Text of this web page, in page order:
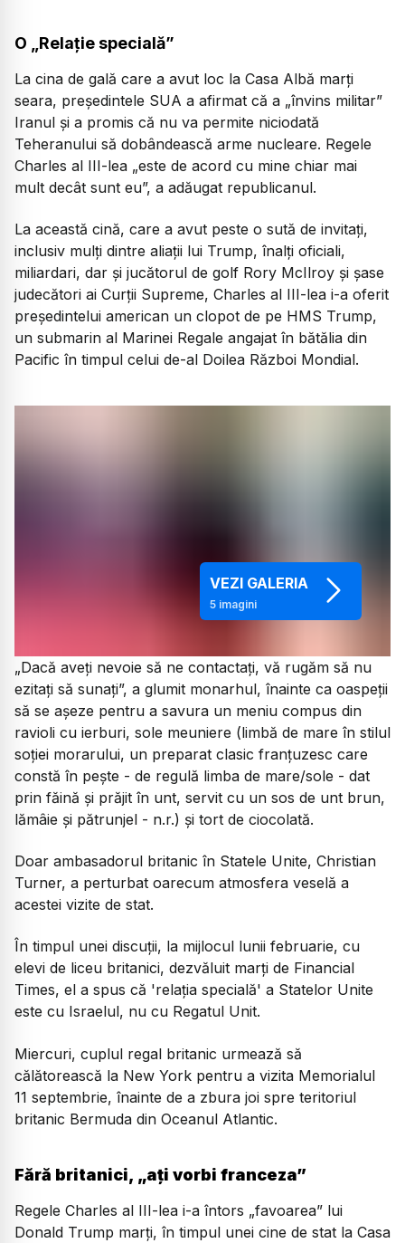
O „Relație specială”
La cina de gală care a avut loc la Casa Albă marți
seara, președintele SUA a afirmat că a „învins militar”
Iranul și a promis că nu va permite niciodată
Teheranului să dobândească arme nucleare. Regele
Charles al III-lea „este de acord cu mine chiar mai
mult decât sunt eu”, a adăugat republicanul.
La această cină, care a avut peste o sută de invitați,
inclusiv mulți dintre aliații lui Trump, înalți oficiali,
miliardari, dar și jucătorul de golf Rory McIlroy și șase
judecători ai Curții Supreme, Charles al III-lea i-a oferit
președintelui american un clopot de pe HMS Trump,
un submarin al Marinei Regale angajat în bătălia din
Pacific în timpul celui de-al Doilea Război Mondial.
VEZI GALERIA
5imagini
„Dacă aveți nevoie să ne contactați, vă rugăm să nu
ezitați să sunați”, a glumit monarhul, înainte ca oaspeții
să se așeze pentru a savura un meniu compus din
ravioli cu ierburi, sole meuniere (limbă de mare în stilul
soției morarului, un preparat clasic franțuzesc care
constă în pește - de regulă limba de mare/sole - dat
prin făină și prăjit în unt, servit cu un sos de unt brun,
lămâie și pătrunjel - n.r.) și tort de ciocolată.
Doar ambasadorul britanic în Statele Unite, Christian
Turner, a perturbat oarecum atmosfera veselă a
acestei vizite de stat.
În timpul unei discuții, la mijlocul lunii februarie, cu
elevi de liceu britanici, dezvăluit marți de Financial
Times, el a spus că 'relația specială' a Statelor Unite
este cu Israelul, nu cu Regatul Unit.
Miercuri, cuplul regal britanic urmează să
călătorească la New York pentru a vizita Memorialul
11 septembrie, înainte de a zbura joi spre teritoriul
britanic Bermuda din Oceanul Atlantic.
Fără britanici, „ați vorbi franceza”
Regele Charles al III-lea i-a întors „favoarea” lui
Donald Trump marți, în timpul unei cine de stat la Casa